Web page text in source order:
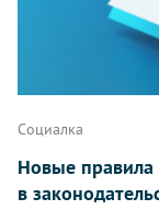
Социалка
Новые
в